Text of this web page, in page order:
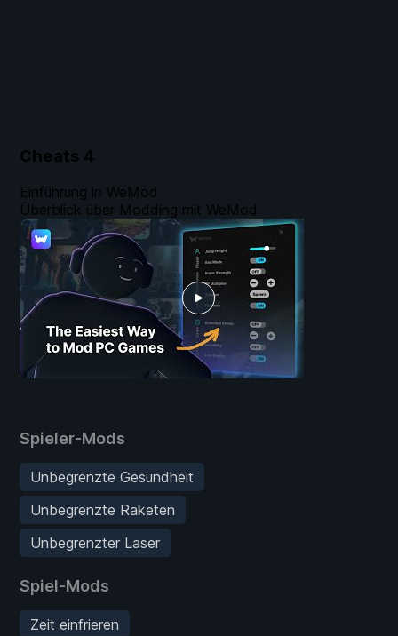
Cheats 4
Spieler-Mods
Unbegrenzte Gesundheit
Unbegrenzte Raketen
Unbegrenzter Laser
Spiel-Mods
Zeit einfrieren
Einführung in WeMod
Überblick über Modding mit WeMod